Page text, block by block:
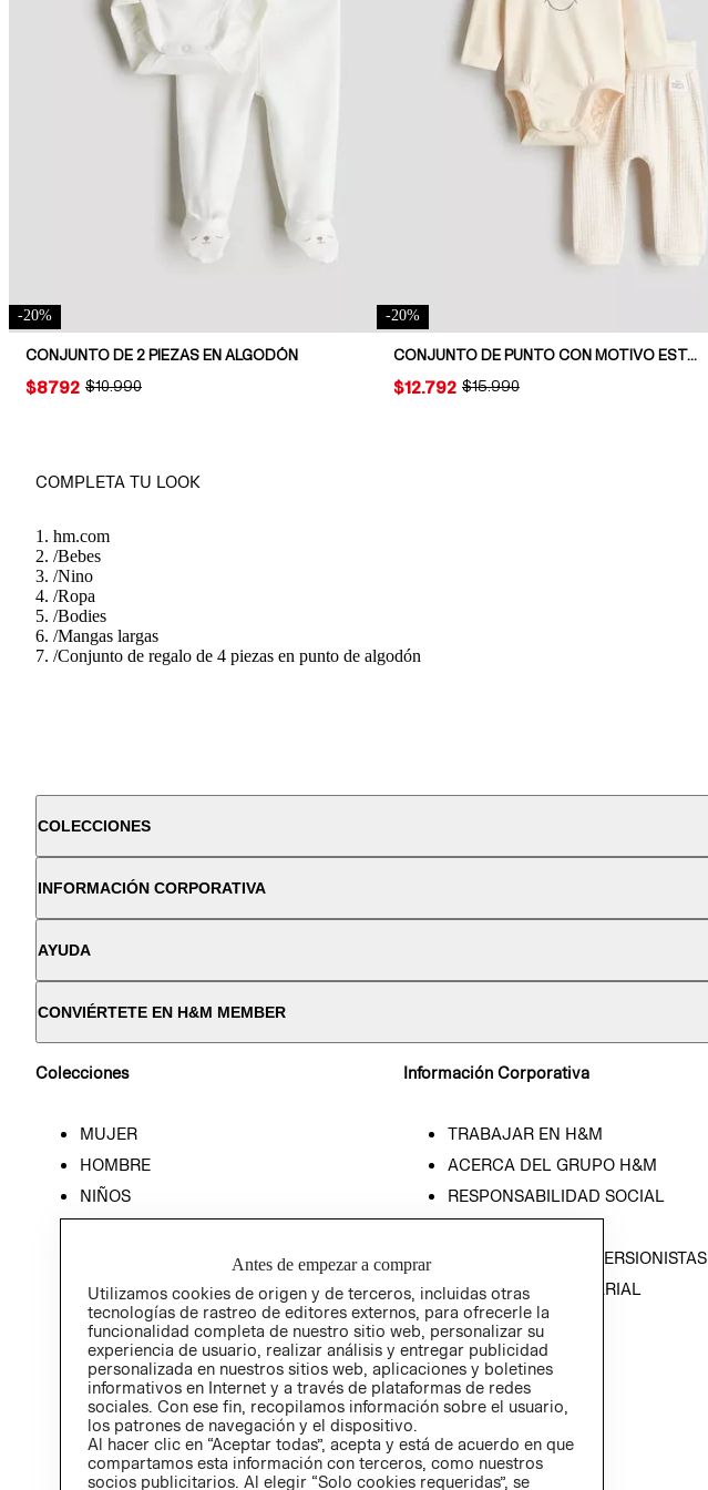
-20%
CONJUNTO DE 2 PIEZAS EN ALGODÓN
ORIGINAL PRICE:
$10.990
PRICE:
$8792
-20%
CONJUNTO DE PUNTO CON MOTIVO ESTAMPADO 3 PIEZAS
ORIGINAL PRICE:
$15.990
PRICE:
$12.792
COMPLETA TU LOOK
hm.com
/Bebes
/Nino
/Ropa
/Bodies
/Mangas largas
/Conjunto de regalo de 4 piezas en punto de algodón
COLECCIONES
INFORMACIÓN CORPORATIVA
AYUDA
CONVIÉRTETE EN H&M MEMBER
Colecciones
MUJER
HOMBRE
NIÑOS
Información Corporativa
TRABAJAR EN H&M
ACERCA DEL GRUPO H&M
RESPONSABILIDAD SOCIAL
RELACIÓN CON INVERSIONISTAS
POLÍTICA EMPRESARIAL
Antes de empezar a comprar
Utilizamos cookies de origen y de terceros, incluidas otras
tecnologías de rastreo de editores externos, para ofrecerle la
funcionalidad completa de nuestro sitio web, personalizar su
experiencia de usuario, realizar análisis y entregar publicidad
personalizada en nuestros sitios web, aplicaciones y boletines
informativos en Internet y a través de plataformas de redes
sociales. Con ese fin, recopilamos información sobre el usuario,
los patrones de navegación y el dispositivo.
Al hacer clic en “Aceptar todas”, acepta y está de acuerdo en que
compartamos esta información con terceros, como nuestros
socios publicitarios. Al elegir “Solo cookies requeridas”, se